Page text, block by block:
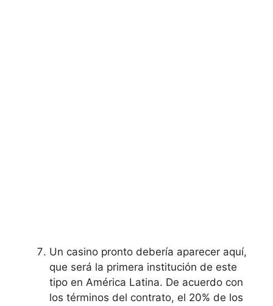
Un casino pronto debería aparecer aquí,
que será la primera institución de este
tipo en América Latina. De acuerdo con
los términos del contrato, el 20% de los